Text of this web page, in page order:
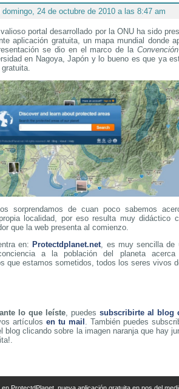
24 de octubre de 2010 a las 8:47 am
portal desarrollado por la ONU ha sido
aplicación gratuita, un mapa mundial donde
se dio en el marco de la
en Nagoya, Japón y lo bueno es que ya
sorprendamos de cuan poco sabemos
localidad, por eso resulta muy didáctico
que la web presenta al comienzo.
en: Protectdplanet.net, es muy sencilla de
a la población del planeta
que estamos sometidos, todos los seres vivos
lo que leíste, puedessubscribirte al blog
artículosen tu mail . También puedes
blog clicando sobre la imagen naranja que hay